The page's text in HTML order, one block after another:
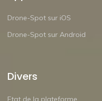
Drone-Spot sur iOS
Drone-Spot sur Android
Divers
Etat de la plateforme